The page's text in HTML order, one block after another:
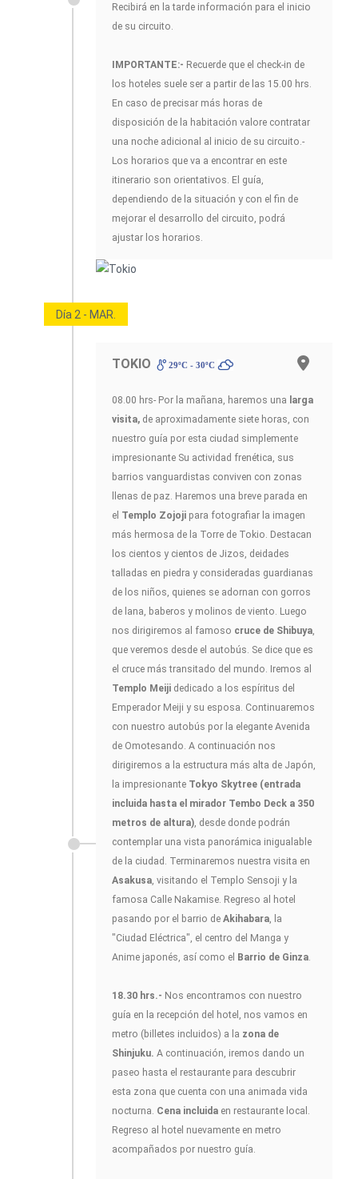
Recibirá en la tarde información para el inicio
de su circuito.
IMPORTANTE:- Recuerde que el check-in de
los hoteles suele ser a partir de las 15.00 hrs.
En caso de precisar más horas de
disposición de la habitación valore contratar
una noche adicional al inicio de su circuito.-
Los horarios que va a encontrar en este
itinerario son orientativos. El guía,
dependiendo de la situación y con el fin de
mejorar el desarrollo del circuito, podrá
ajustar los horarios.
Día 2 - MAR.
TOKIO 29ºC - 30ºC
08.00 hrs- Por la mañana, haremos una larga
visita, de aproximadamente siete horas, con
nuestro guía por esta ciudad simplemente
impresionante Su actividad frenética, sus
barrios vanguardistas conviven con zonas
llenas de paz. Haremos una breve parada en
el Templo Zojoji para fotografiar la imagen
más hermosa de la Torre de Tokio. Destacan
los cientos y cientos de Jizos, deidades
talladas en piedra y consideradas guardianas
de los niños, quienes se adornan con gorros
de lana, baberos y molinos de viento. Luego
nos dirigiremos al famoso cruce de Shibuya
que veremos desde el autobús. Se dice que es
el cruce más transitado del mundo. Iremos al
Templo Meiji dedicado a los espíritus del
Emperador Meiji y su esposa. Continuaremos
con nuestro autobús por la elegante Avenida
de Omotesando. A continuación nos
dirigiremos a la estructura más alta de Japón,
la impresionante Tokyo Skytree (entrada
incluida hasta el mirador Tembo Deck a 350
metros de altura) , desde donde podrán
contemplar una vista panorámica inigualable
de la ciudad. Terminaremos nuestra visita en
Asakusa , visitando el Templo Sensoji y la
famosa Calle Nakamise. Regreso al hotel
pasando por el barrio de Akihabara , la
"Ciudad Eléctrica", el centro del Manga y
Anime japonés, así como el Barrio de Ginza
18.30 hrs.- Nos encontramos con nuestro
guía en la recepción del hotel, nos vamos en
metro (billetes incluidos) a la zona de
Shinjuku. A continuación, iremos dando un
paseo hasta el restaurante para descubrir
esta zona que cuenta con una animada vida
nocturna. Cena incluida en restaurante local.
Regreso al hotel nuevamente en metro
acompañados por nuestro guía.